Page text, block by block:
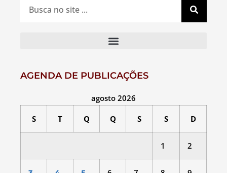
AGENDA DE PUBLICAÇÕES
agosto 2026
S T Q Q S S D
1 2